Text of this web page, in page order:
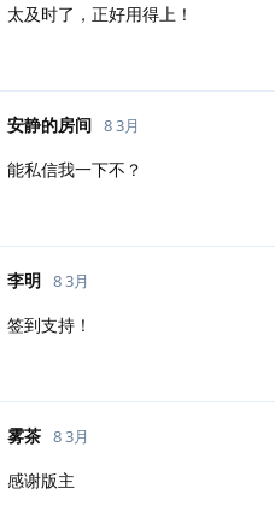
太及时了，正好用得上！
安静的房间 8 3月
能私信我一下不？
李明 8 3月
签到支持！
雾茶 8 3月
感谢版主